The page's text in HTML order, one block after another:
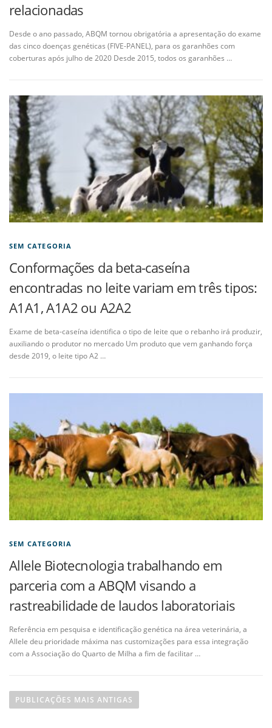
relacionadas
Desde o ano passado, ABQM tornou obrigatória a apresentação do exame
das cinco doenças genéticas (FIVE-PANEL), para os garanhões com
coberturas após julho de 2020 Desde 2015, todos os garanhões …
SEM CATEGORIA
Conformações da beta-caseína
encontradas no leite variam em três tipos:
A1A1, A1A2 ou A2A2
Exame de beta-caseína identifica o tipo de leite que o rebanho irá produzir,
auxiliando o produtor no mercado Um produto que vem ganhando força
desde 2019, o leite tipo A2 …
SEM CATEGORIA
Allele Biotecnologia trabalhando em
parceria com a ABQM visando a
rastreabilidade de laudos laboratoriais
Referência em pesquisa e identificação genética na área veterinária, a
Allele deu prioridade máxima nas customizações para essa integração
com a Associação do Quarto de Milha a fim de facilitar …
PUBLICAÇÕES MAIS ANTIGAS